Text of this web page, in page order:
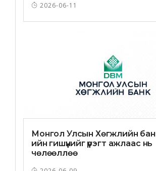
2026-06-11
Монгол Улсын Хөгжлийн
ийн гишүүнийг үүрэгт ажлаас нь
чөлөөллөө